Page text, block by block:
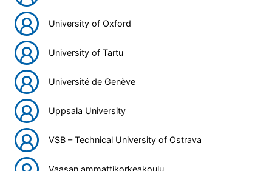
University of Oxford
University of Tartu
Université de Genève
Uppsala University
VSB – Technical University of Ostrava
Vaasan ammattikorkeakoulu